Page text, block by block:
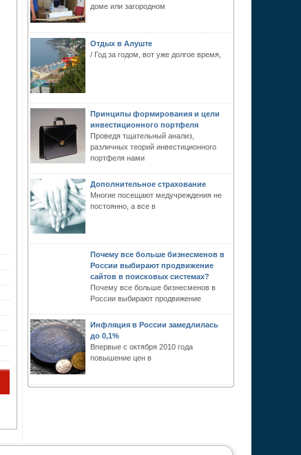
доме или загородном
Отдых в Алуште
/ Год за годом, вот уже долгое время,
Принципы формирования и цели
инвестиционного портфеля
Проведя тщательный анализ,
различных теорий инвестиционного
портфеля нами
Дополнительное страхование
Многие посещают медучреждения не
постоянно, а все в
Почему все больше бизнесменов в
России выбирают продвижение
сайтов в поисковых системах?
Почему все больше бизнесменов в
России выбирают продвижение
Инфляция в России замедлилась
до 0,1%
Впервые с октября 2010 года
повышение цен в